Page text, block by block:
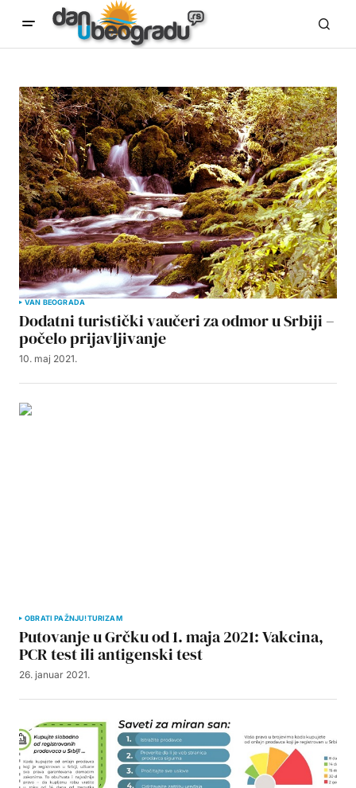
VAN BEOGRADA
Dodatni turistički vaučeri za odmor u Srbiji –
počelo prijavljivanje
10. maj 2021.
OBRATI PAŽNJU!TURIZAM
Putovanje u Grčku od 1. maja 2021: Vakcina,
PCR test ili antigenski test
26. januar 2021.